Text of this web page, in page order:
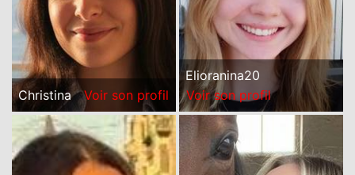
Christina Voir son profil
Elioranina20
Voir son profil